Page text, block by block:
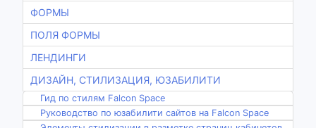
ФОРМЫ
ПОЛЯ ФОРМЫ
ЛЕНДИНГИ
ДИЗАЙН, СТИЛИЗАЦИЯ, ЮЗАБИЛИТИ
Гид по стилям Falcon Space
Руководство по юзабилити сайтов на Falcon Space